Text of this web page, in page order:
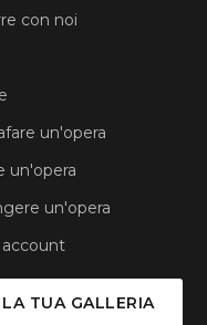
con noi
un'opera
un'opera
un'opera
LA TUA GALLERIA